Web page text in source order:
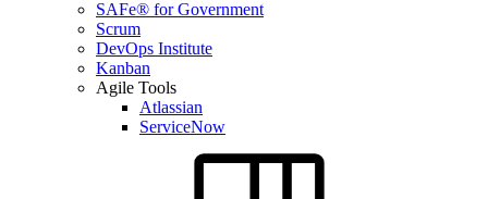
SAFe® for Government
Scrum
DevOps Institute
Kanban
Agile Tools
Atlassian
ServiceNow